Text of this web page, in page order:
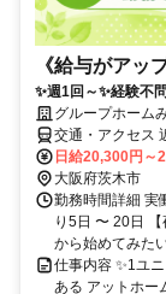
《給与がアッ
✨週1回～✨経験不
グループホーム
交通・アクセス
分
日給20,300円～
大阪府茨木市
勤務時間詳細 実
り5日 〜 20日
から始めてみた
仕事内容 ✨1ユ
ある アットホー